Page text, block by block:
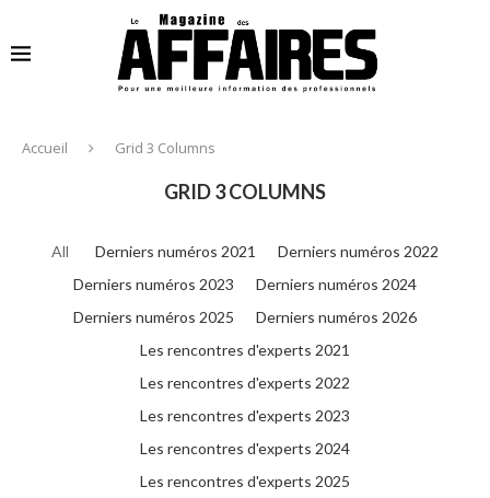
Accueil Grid 3 Columns
GRID 3 COLUMNS
All Derniers numéros 2021
Derniers numéros 2022
Derniers numéros 2023
Derniers numéros 2024
Derniers numéros 2025
Derniers numéros 2026
Les rencontres d'experts 2021
Les rencontres d'experts 2022
Les rencontres d'experts 2023
Les rencontres d'experts 2024
Les rencontres d'experts 2025